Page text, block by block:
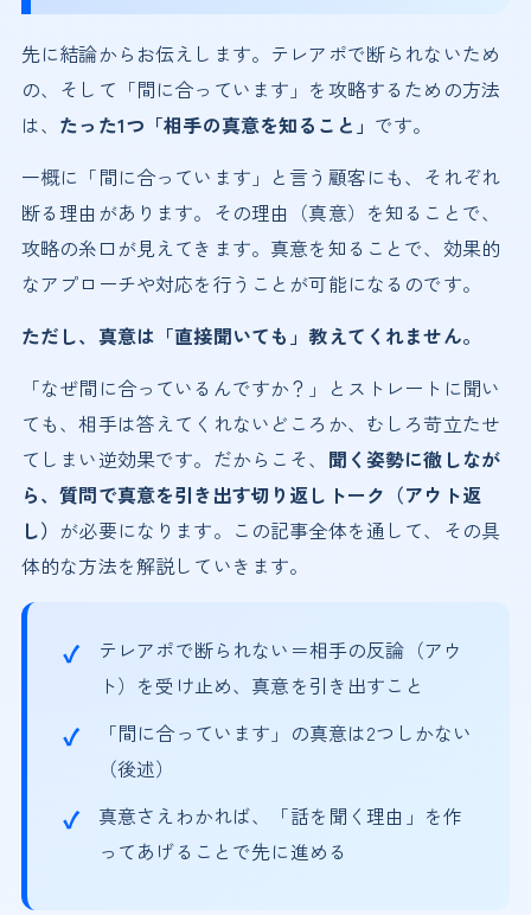
先に結論からお伝えします。テレアポで断られないため
の、そして「間に合っています」を攻略するための方法
は、 たった1つ「相手の真意を知ること」 です。
一概に「間に合っています」と言う顧客にも、それぞれ
断る理由があります。その理由（真意）を知ることで、
攻略の糸口が見えてきます。真意を知ることで、効果的
なアプローチや対応を行うことが可能になるのです。
ただし、真意は「直接聞いても」教えてくれません。
「なぜ間に合っているんですか？」とストレートに聞い
ても、相手は答えてくれないどころか、むしろ苛立たせ
てしまい逆効果です。だからこそ、 聞く姿勢に徹しなが
ら、質問で真意を引き出す切り返しトーク（アウト返
し） が必要になります。この記事全体を通して、その具
体的な方法を解説していきます。
テレアポで断られない＝相手の反論（アウ
ト）を受け止め、真意を引き出すこと
「間に合っています」の真意は2つしかない
（後述）
真意さえわかれば、「話を聞く理由」を作
ってあげることで先に進める